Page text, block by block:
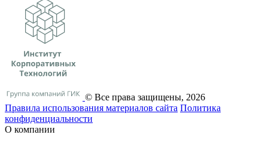
© Все права защищены, 2026
Правила использования материалов сайта Политика
конфиденциальности
О компании